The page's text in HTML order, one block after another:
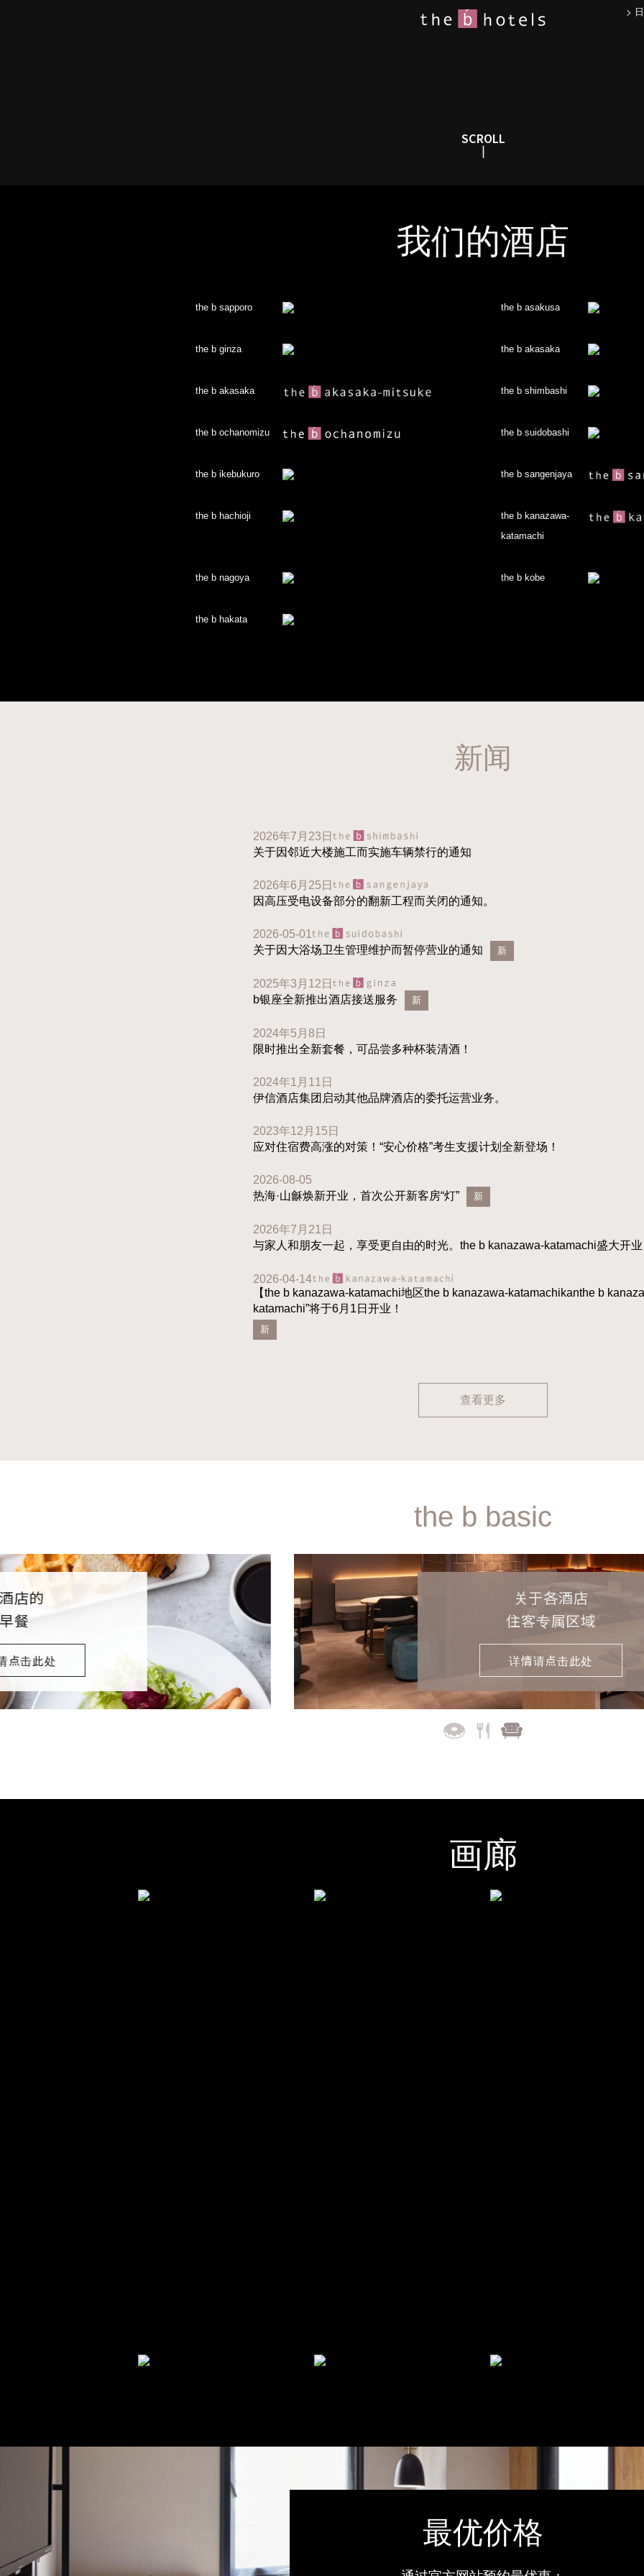
SCROLL
我们的酒店
the b sapporo the b asakusa
the b ginza the b akasaka
the b akasaka the b shimbashi
the b ochanomizu the b suidobashi
the b ikebukuro the b sangenjaya
the b hachioji
the b kanazawa-
katamachi
the b nagoya the b kobe
the b hakata
新闻
2026年7月23日
关于因邻近大楼施工而实施车辆禁行的通知
2026年6月25日
因高压受电设备部分的翻新工程而关闭的通知。
2026-05-01
关于因大浴场卫生管理维护而暂停营业的通知
新
2025年3月12日
b银座全新推出酒店接送服务
新
2024年5月8日
限时推出全新套餐，可品尝多种杯装清酒！
2024年1月11日
伊信酒店集团启动其他品牌酒店的委托运营业务。
2023年12月15日
应对住宿费高涨的对策！“安心价格”考生支援计划全新登场！
2026-08-05
热海·山龢焕新开业，首次公开新客房“灯”
新
2026年7月21日
与家人和朋友一起，享受更自由的时光。the b kanazawa-katamachi盛大开业
2026-04-14
【the b kanazawa-katamachi地区the b kanazawa-katamachikanthe b
katamachi”将于6月1日开业！
新
查看更多
the b basic
各酒店
住客专属区域
详情请点击此处
画廊
最优价格